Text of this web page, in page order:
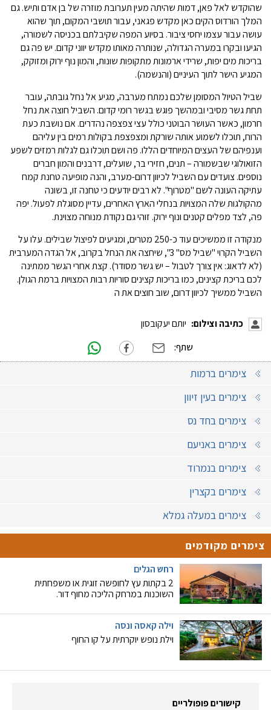
צימרים ברמות
צימרים בעין זיוון
צימרים בחד נס
צימרים באניעם
צימרים בנמרוד
צימרים בקצרין
צימרים במעלה גמלא
צימרים מקודמים
רחש הגלים
2 בקתות עץ לחופשה זוגית או משפחתית
השוכנות במרחק הליכה מחוף דור.
וילה קאסה ונסה
וילת נופש יוקרתית על קו החוף
קישורים פופולריים
כתיבה וצילום: יותם יעקובסון
שתף:
שהוקדש לאל פאן, דמות שהיתה מעין תערובת מוזרה של בן אדם ותיש. גם
המלך הורדוס הקים כאן מקדש פגאני, עבור תושבי המקום, תוך שהוא
עושה עבור עצמו יחסי ציבור. בסיוע המפה שקיבלתם בכניסה לשמורה,
הגיעו ובקרו במערה הגדולה, שנותרה מאותו מקדש יווני קדום. יש פה גם
בריכות מים יפות, שרידי ארמונות מתקופות שונות, והמון נוף ירוק ומזוקק,
המגיע הישר לתוך העיניים (והנשמה).
שביל הטיול המסומן שלכם נמתח מערבה, מגיע אל נחל גובתה, עובר
תחת גשר מסיבי ובמהשך פוגש בגשר רומי קדום. השביל חוצה את נחל
חרמון, כאשר העושר הבוטני כולל עצי צפצפה נהדרים. אם נושבת כעת
הרוח, תוכלו לשמוע אותה שורקת ומצפצפת בקולות רמים בין עליהם
וענפיהם של העצים המיוחדים הללו. פה ושם תוכלו גם לגלות רמזים לשפע
הזואולוגי שבשמורה – תנים, חזירי בר, שועלים, דרבנים והמון חברים
נוספים. צועדים עם השביל לכיוון דרום-מערב, והנה מופיעה טחנת קמח
עתיקה העונה לשם "מטרוף". לא רבים יודעים כי טחנה זו, בשונה
מהקולגות שלה המצויות בנחלי הארץ האחרים, עדיין מסוגלת לפעול. יפה
פה, לצד מפלים קטנים ונוף ירוק. זוהי גם נקודת מנוחה מצוינת.
מנקודה זו ממשיכים עוד כ-250 מטרים, ומגיעים לפיצול שבילים. עלו על
השביל הקרוי "שביל מס'' 3", שיחצה את הנחל בקרוב, אל הגדה המערבית
(לא לדאוג: אין צורך לטבול – יש גשר מסודר). קצת אחרי הגשר ממתינה
לכם בריכת קצינים, כמו בריכות קצינים סוריות רבות המצויות ברמת הגולן.
השביל ממשיך לכיוון דרום, שוב חוצים את ה